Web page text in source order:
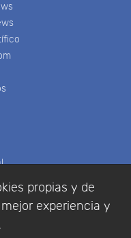
propias y de
experiencia y